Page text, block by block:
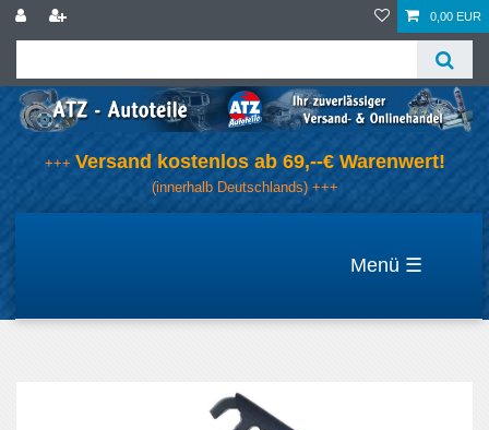
0,00 EUR
+++ Versand kostenlos ab 69,--€ Warenwert!
(innerhalb Deutschlands) +++
☰